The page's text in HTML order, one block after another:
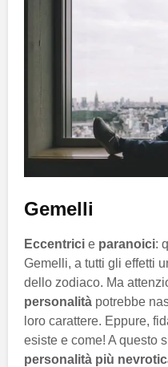
Gemelli
Eccentrici e paranoici:
Gemelli, a tutti gli effetti
dello zodiaco. Ma
personalità potrebbe
loro carattere. Eppure,
esiste e come! A questo
personalità più